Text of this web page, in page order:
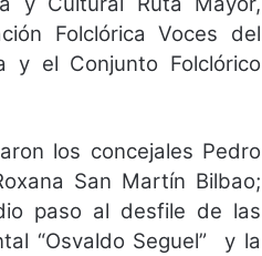
Folclórica Voces del
y el Conjunto Folclórico
los concejales Pedro
San Martín Bilbao;
paso al desfile de las
“Osvaldo Seguel” y la